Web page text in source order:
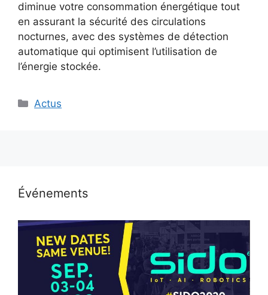
diminue votre consommation énergétique tout
en assurant la sécurité des circulations
nocturnes, avec des systèmes de détection
automatique qui optimisent l’utilisation de
l’énergie stockée.
Catégories
Actus
Événements